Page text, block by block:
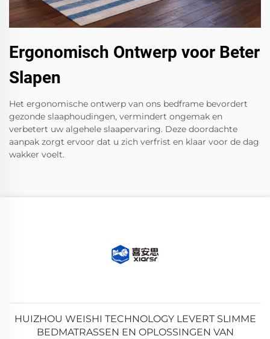
Ergonomisch Ontwerp voor Beter
Slapen
Het ergonomische ontwerp van ons bedframe bevordert
gezonde slaaphoudingen, vermindert ongemak en
verbetert uw algehele slaapervaring. Deze doordachte
aanpak zorgt ervoor dat u zich verfrist en klaar voor de dag
wakker voelt.
HUIZHOU WEISHI TECHNOLOGY LEVERT SLIMME
BEDMATRASSEN EN OPLOSSINGEN VAN